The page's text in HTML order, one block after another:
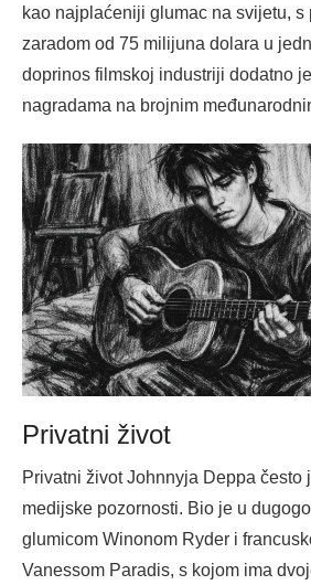
kao najplaćeniji glumac na svijetu, s
zaradom od 75 milijuna dolara u
doprinos filmskoj industriji dodatno
nagradama na brojnim
Privatni život
Privatni život Johnnyja Deppa često
medijske pozornosti. Bio je u
glumicom Winonom Ryder i
Vanessom Paradis, s kojom ima